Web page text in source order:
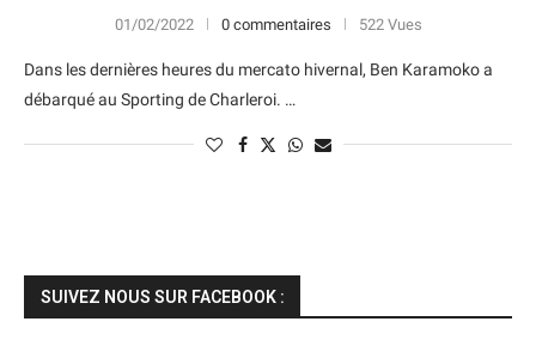
01/02/2022 0 commentaires 522 Vues
Dans les dernières heures du mercato hivernal, Ben Karamoko a
débarqué au Sporting de Charleroi. …
SUIVEZ NOUS SUR FACEBOOK :